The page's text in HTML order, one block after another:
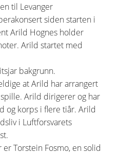
til Levanger
siden starten i
Arild Hognes holder
Arild startet med
bakgrunn.
at Arild har arrangert
Arild dirigerer og har
og korps i flere tiår. Arild
i Luftforsvarets
Torstein Fosmo, en solid